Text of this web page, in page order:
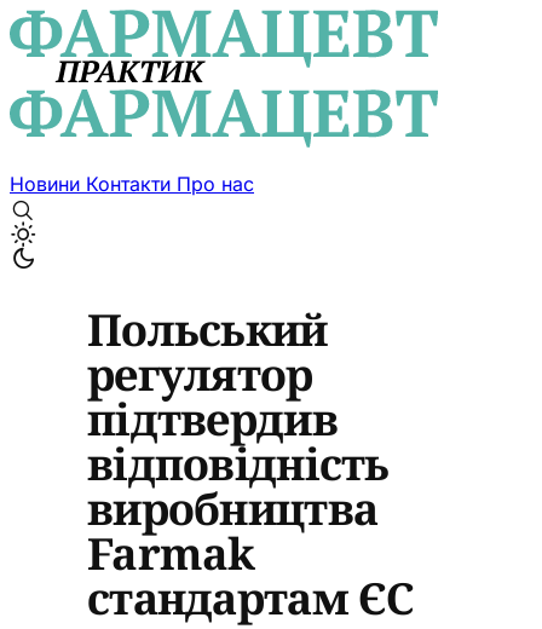
Новини Контакти Про нас
Польський
регулятор
підтвердив
відповідність
виробництва
Farmak
стандартам ЄС